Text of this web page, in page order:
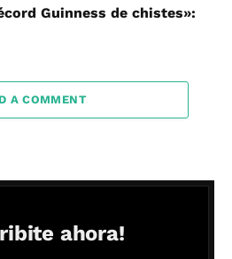
Guinness de chistes»:
A COMMENT
ahora!